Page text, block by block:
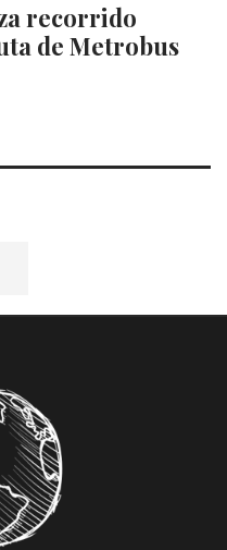
recorrido
de Metrobus